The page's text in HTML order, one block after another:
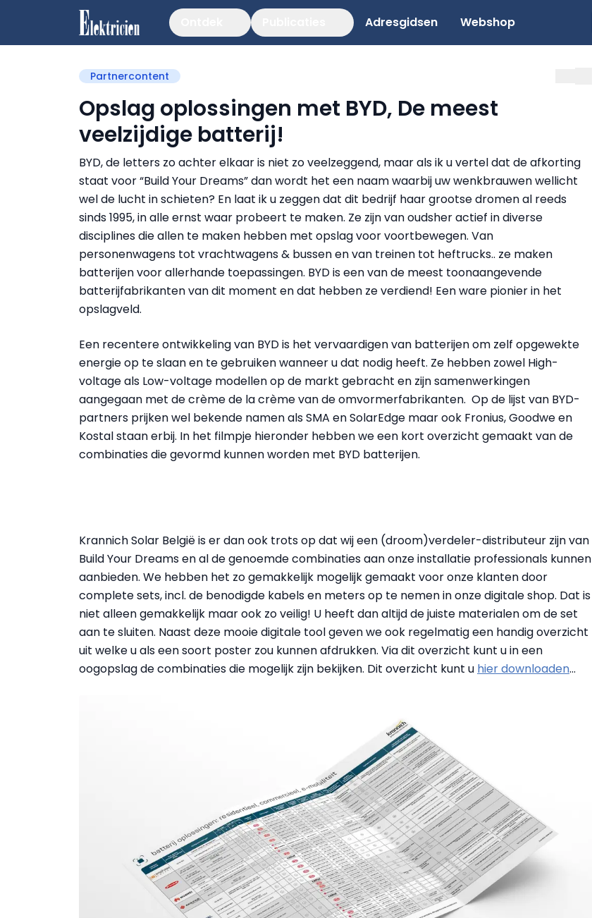
Adresgidsen Webshop
Partnercontent
Opslag oplossingen met BYD, De meest
veelzijdige batterij!
BYD, de letters zo achter elkaar is niet zo veelzeggend, maar als ik u vertel dat de afkorting
staat voor “Build Your Dreams” dan wordt het een naam waarbij uw wenkbrauwen wellicht
wel de lucht in schieten? En laat ik u zeggen dat dit bedrijf haar grootse dromen al reeds
sinds 1995, in alle ernst waar probeert te maken. Ze zijn van oudsher actief in diverse
disciplines die allen te maken hebben met opslag voor voortbewegen. Van
personenwagens tot vrachtwagens & bussen en van treinen tot heftrucks.. ze maken
batterijen voor allerhande toepassingen. BYD is een van de meest toonaangevende
batterijfabrikanten van dit moment en dat hebben ze verdiend! Een ware pionier in het
opslagveld.
Een recentere ontwikkeling van BYD is het vervaardigen van batterijen om zelf opgewekte
energie op te slaan en te gebruiken wanneer u dat nodig heeft. Ze hebben zowel High-
voltage als Low-voltage modellen op de markt gebracht en zijn samenwerkingen
aangegaan met de crème de la crème van de omvormerfabrikanten. Op de lijst van BYD-
partners prijken wel bekende namen als SMA en SolarEdge maar ook Fronius, Goodwe en
Kostal staan erbij. In het filmpje hieronder hebben we een kort overzicht gemaakt van de
combinaties die gevormd kunnen worden met BYD batterijen.
Krannich Solar België is er dan ook trots op dat wij een (droom)verdeler-distributeur zijn van
Build Your Dreams en al de genoemde combinaties aan onze installatie professionals kunnen
aanbieden. We hebben het zo gemakkelijk mogelijk gemaakt voor onze klanten door
complete sets, incl. de benodigde kabels en meters op te nemen in onze digitale shop. Dat is
niet alleen gemakkelijk maar ook zo veilig! U heeft dan altijd de juiste materialen om de set
aan te sluiten. Naast deze mooie digitale tool geven we ook regelmatig een handig overzicht
uit welke u als een soort poster zou kunnen afdrukken. Via dit overzicht kunt u in een
oogopslag de combinaties die mogelijk zijn bekijken. Dit overzicht kunt u hier downloaden...